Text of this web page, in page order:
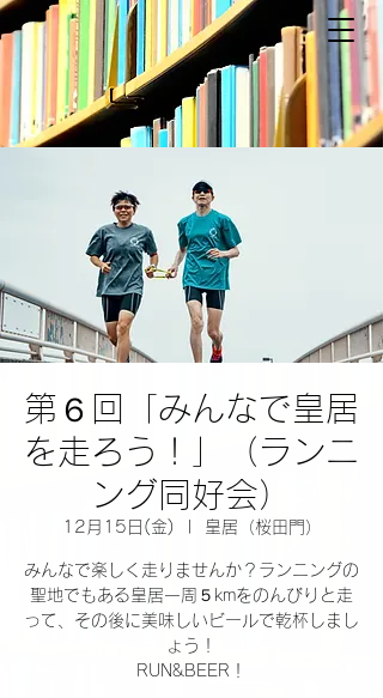
第６回「みんなで皇居
を走ろう！」（ランニ
ング同好会）
12月15日(金) 皇居（桜田門）
みんなで楽しく走りませんか？ランニングの
聖地でもある皇居一周５kmをのんびりと走
って、その後に美味しいビールで乾杯しまし
ょう！
RUN&BEER！